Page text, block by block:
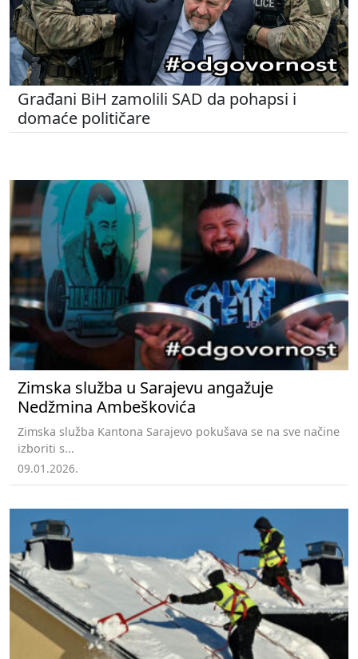
Građani BiH zamolili SAD da pohapsi i
domaće političare
Zimska služba u Sarajevu angažuje
Nedžmina Ambeškovića
Zimska služba Kantona Sarajevo pokušava se na sve načine
izboriti s...
09.01.2026.